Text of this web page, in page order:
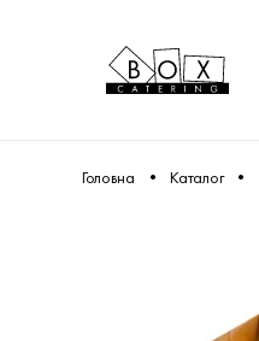
Головна Каталог